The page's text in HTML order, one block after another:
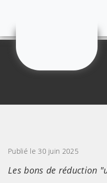
Publié le 30 juin 2025
Les bons de réduction